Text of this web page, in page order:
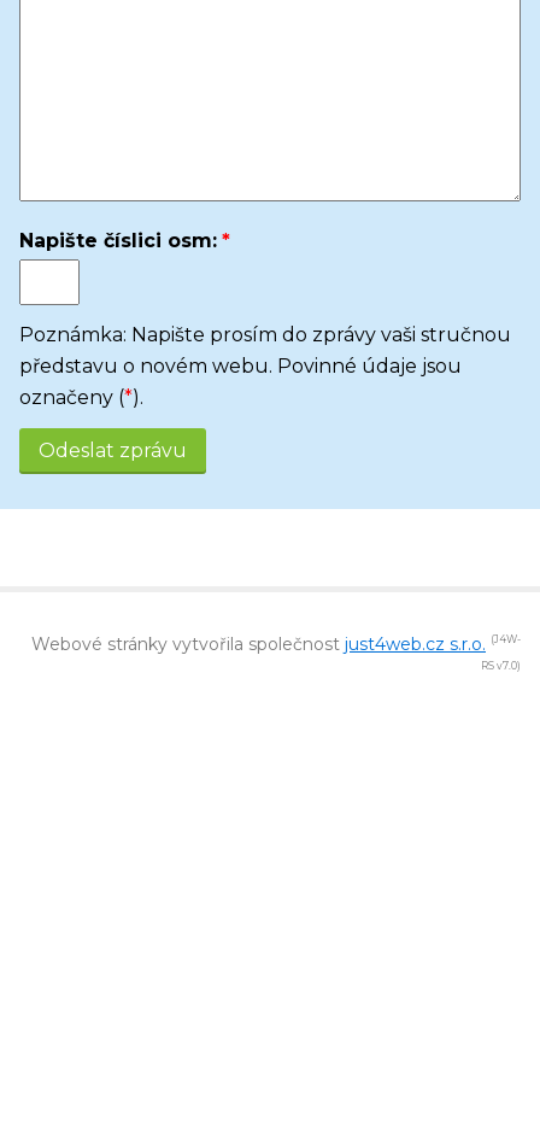
Napište číslici osm:
Poznámka: Napište prosím do zprávy vaši stručnou
představu o novém webu. Povinné údaje jsou
označeny (*).
Webové stránky vytvořila společnost just4web.cz s.r.o. (J4W-
RS v7.0)